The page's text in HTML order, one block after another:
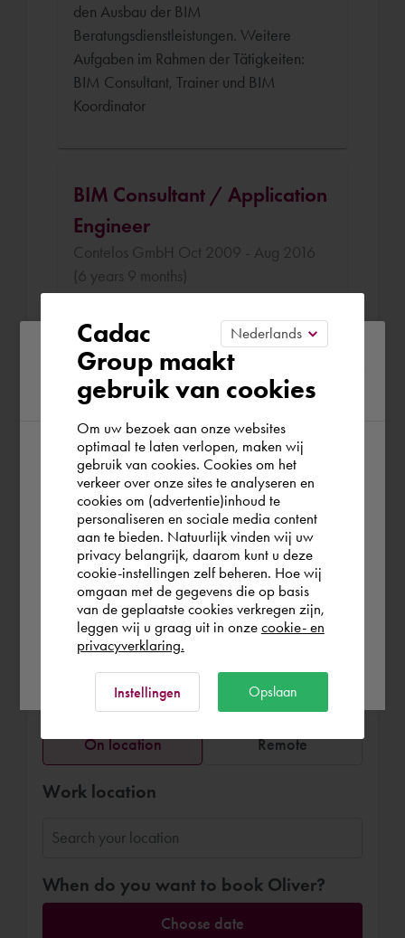
den Ausbau der BIM
Beratungsdienstleistungen. Weitere
Aufgaben im Rahmen der Tätigkeiten:
BIM Consultant, Trainer und BIM
Koordinator
BIM Consultant / Application
Engineer
Contelos GmbH Oct 2009 - Aug 2016
(6 years 9 months)
beim Autodesk Gold Partner Contelos.
Verantwortlich für die Entwicklung und
den Ausbau der BIM
Beratungsdienstleistungen. Weitere
Aufgaben im Rahmen der Tätigkeiten:
BIM Consultant, Trainer und BIM
Koordinator
Book Oliver
€191.25 per hour (exl. VAT)
Remote or on location
On location Remote
Work location
When do you want to book Oliver?
Choose date
Please confirm your current
region
According to us you are situated in Rest of
the world. Please confirm in which country
you wish to shop.
Norge Rest of the world
Cadac
Group maakt
gebruik van cookies
Om uw bezoek aan onze websites
optimaal te laten verlopen, maken wij
gebruik van cookies. Cookies om het
verkeer over onze sites te analyseren en
cookies om (advertentie)inhoud te
personaliseren en sociale media content
aan te bieden. Natuurlijk vinden wij uw
privacy belangrijk, daarom kunt u deze
cookie-instellingen zelf beheren. Hoe wij
omgaan met de gegevens die op basis
van de geplaatste cookies verkregen zijn,
leggen wij u graag uit in onze cookie- en
privacyverklaring.
Instellingen Opslaan